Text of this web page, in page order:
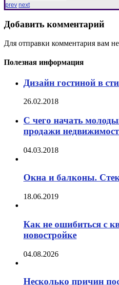
prev next
Добавить комментарий
Для отправки комментария вам
Полезная информация
Дизайн гостиной в
26.02.2018
С чего начать
продажи
04.03.2018
Окна и балконы.
18.06.2019
Как не ошибиться с
новостройке
04.08.2026
Несколько причин